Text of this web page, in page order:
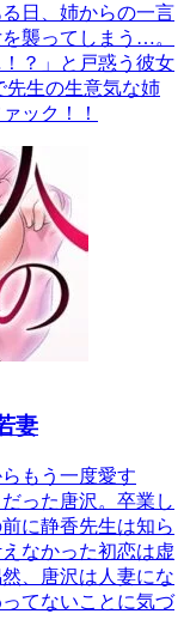
日、姉からの一言
襲ってしまう…。
？」と戸惑う彼女
先生の生意気な姉
ック！！
妻
もう一度愛す
った唐沢。卒業し
に静香先生は知ら
なかった初恋は虚
、唐沢は人妻にな
てないことに気づ